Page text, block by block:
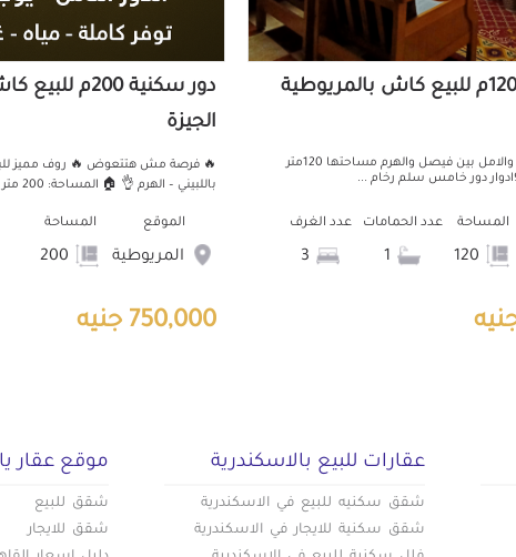
شقة سكنية 120م للبيع كاش بالمريوطية
شقة للبيع فى الوفاء والامل بين فيصل والهرم مساحتها 120متر
المساحة عدد الحمامات عدد الغرف
دور سكنية 200م
الجيزة
🔥 فرصة مش هتتعوض 🔥 روف مميز
باللبيني – الهرم 👌 🏠 المساحة: 200 متر ✅ مبن...
الموقع
المريوطية
المساحة
750,000 جنيه
عقارات للبيع بالاسكندرية
شقق سكنيه للبيع في الاسكندرية
شقق سكنية للايجار في الاسكندرية
موقع عقار
شقق للبيع
شقق للايجار